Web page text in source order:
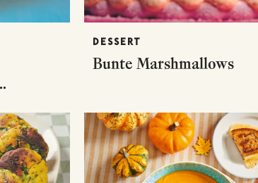
DESSERT
Bunte Marshmallows